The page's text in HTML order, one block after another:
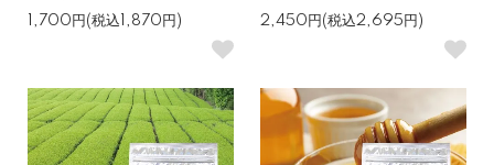
1,700円(税込1,870円)
2,450円(税込2,695円)